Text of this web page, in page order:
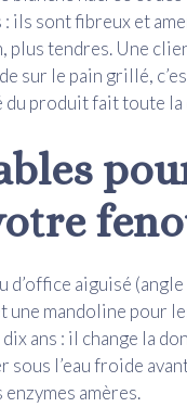
ils sont fibreux et
plus tendres. Une
sur le pain grillé,
du produit fait toute
d’office aiguisé
une mandoline pour
ans : il change la
l’eau froide
amères.